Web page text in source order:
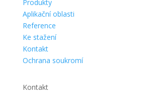
Produkty
Aplikační oblasti
Reference
Ke stažení
Kontakt
Ochrana soukromí
Kontakt